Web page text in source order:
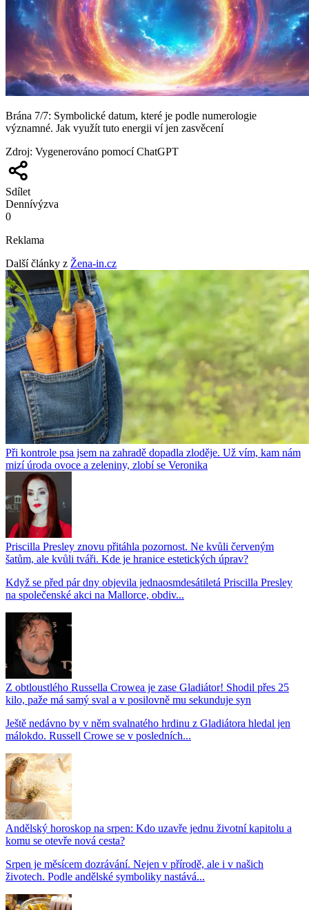
Brána 7/7: Symbolické datum, které je podle numerologie
významné. Jak využít tuto energii ví jen zasvěcení
Zdroj: Vygenerováno pomocí ChatGPT
Sdílet
Dennívýzva
0
Reklama
Další články z Žena-in.cz
Při kontrole psa jsem na zahradě dopadla zloděje. Už vím, kam nám
mizí úroda ovoce a zeleniny, zlobí se Veronika
Priscilla Presley znovu přitáhla pozornost. Ne kvůli červeným
šatům, ale kvůli tváři. Kde je hranice estetických úprav?
Když se před pár dny objevila jednaosmdesátiletá Priscilla Presley
na společenské akci na Mallorce, obdiv...
Z obtloustlého Russella Crowea je zase Gladiátor! Shodil přes 25
kilo, paže má samý sval a v posilovně mu sekunduje syn
Ještě nedávno by v něm svalnatého hrdinu z Gladiátora hledal jen
málokdo. Russell Crowe se v posledních...
Andělský horoskop na srpen: Kdo uzavře jednu životní kapitolu a
komu se otevře nová cesta?
Srpen je měsícem dozrávání. Nejen v přírodě, ale i v našich
životech. Podle andělské symboliky nastává...